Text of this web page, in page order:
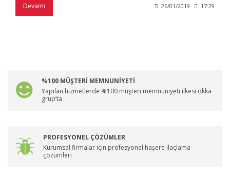
Devamı 26/01/2019 17:29
%100 MÜŞTERİ MEMNUNİYETİ
Yapılan hizmetlerde %100 müşteri memnuniyeti ilkesi okka
grup’ta
PROFESYONEL ÇÖZÜMLER
Kurumsal firmalar için profesyonel haşere ilaçlama
çözümleri